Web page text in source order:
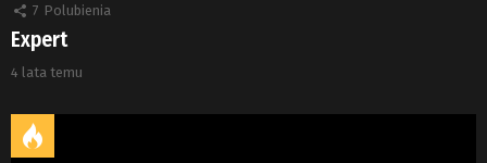
7 Polubienia
Expert
4 lata temu